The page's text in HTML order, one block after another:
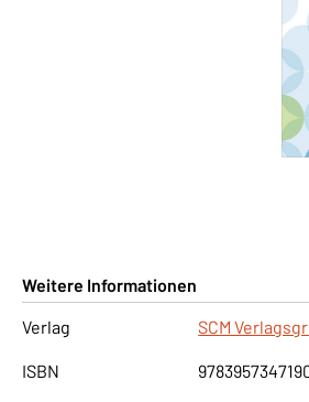
Weitere Informationen
Verlag
SCM
ISBN